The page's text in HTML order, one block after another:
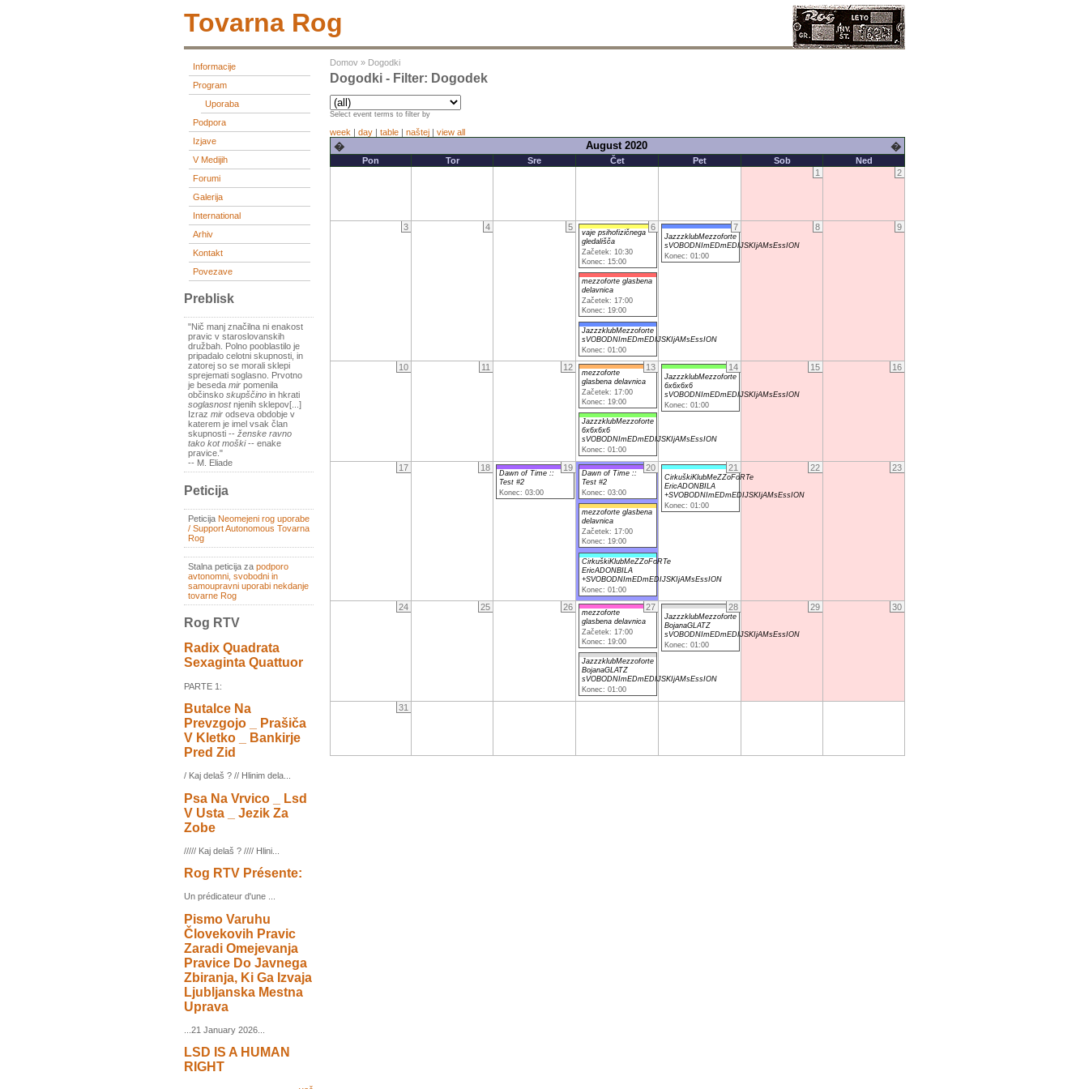
Tovarna Rog
Informacije
Program
Uporaba
Podpora
Izjave
V Medijih
Forumi
Galerija
International
Arhiv
Kontakt
Povezave
Preblisk
"Nič manj značilna ni enakost
pravic v staroslovanskih
družbah. Polno pooblastilo je
pripadalo celotni skupnosti, in
zatorej so se morali sklepi
sprejemati soglasno. Prvotno
je beseda mir pomenila
občinsko skupščino in hkrati
soglasnostnjenih sklepov[...]
Izraz mir odseva obdobje v
katerem je imel vsak član
skupnosti -- ženske ravno
tako kot moški-- enake
pravice."
-- M. Eliade
Peticija
Peticija Neomejeni rog uporabe
/ Support Autonomous Tovarna
Rog
Stalna peticija za podporo
avtonomni, svobodni in
samoupravni uporabi nekdanje
tovarne Rog
Rog RTV
Radix Quadrata
Sexaginta Quattuor
PARTE 1:
Butalce Na
Prevzgojo _ Prašiča
V Kletko _ Bankirje
Pred Zid
/ Kaj delaš ? // Hlinim dela...
Psa Na Vrvico _ Lsd
V Usta _ Jezik Za
Zobe
///// Kaj delaš ? //// Hlini...
Rog RTV Présente:
Un prédicateur d'une ...
Pismo Varuhu
Človekovih Pravic
Zaradi Omejevanja
Pravice Do Javnega
Zbiranja, Ki Ga Izvaja
Ljubljanska Mestna
Uprava
...21 January 2026...
LSD IS A HUMAN
RIGHT
Domov » Dogodki
Dogodki - Filter: Dogodek
Select event terms to filter by
week | day | table | naštej | view all
� August 2020 �
Pon Tor Sre Čet Pet Sob
Ned
1
2
3 4 5 6
vaje psihofizičnega
gledališča
Začetek: 10:30
Konec: 15:00
mezzoforte glasbena
delavnica
Začetek: 17:00
Konec: 19:00
JazzzklubMezzoforte
sVOBODNImEDmEDIJSKIjAMsEssION
Konec: 01:00
7
JazzzklubMezzoforte
sVOBODNImEDmEDIJSKIjAMsEssION
Konec: 01:00
8 9
10 11 12 13
mezzoforte
glasbena delavnica
Začetek: 17:00
Konec: 19:00
JazzzklubMezzoforte
6x6x6x6
sVOBODNImEDmEDIJSKIjAMsEssION
Konec: 01:00
14
JazzzklubMezzoforte
6x6x6x6
sVOBODNImEDmEDIJSKIjAMsEssION
Konec: 01:00
15 16
17 18 19
Dawn of Time ::
Test #2
Konec: 03:00
20
Dawn of Time ::
Test #2
Konec: 03:00
mezzoforte glasbena
delavnica
Začetek: 17:00
Konec: 19:00
CirkuškiKlubMeZZoFoRTe
EricADONBILA
+SVOBODNImEDmEDIJSKIjAMsEssION
Konec: 01:00
21
CirkuškiKlubMeZZoFoRTe
EricADONBILA
+SVOBODNImEDmEDIJSKIjAMsEssION
Konec: 01:00
22 23
24 25 26 27
mezzoforte
glasbena delavnica
Začetek: 17:00
Konec: 19:00
JazzzklubMezzoforte
BojanaGLATZ
sVOBODNImEDmEDIJSKIjAMsEssION
Konec: 01:00
28
JazzzklubMezzoforte
BojanaGLATZ
sVOBODNImEDmEDIJSKIjAMsEssION
Konec: 01:00
29 30
31